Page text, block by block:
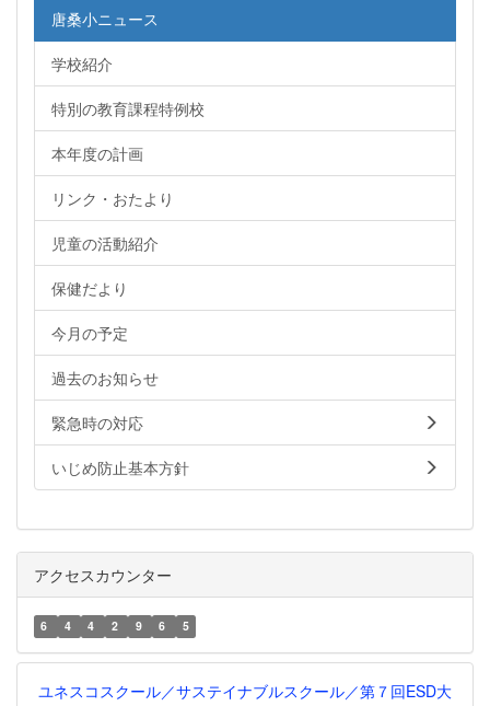
唐桑小ニュース
学校紹介
特別の教育課程特例校
本年度の計画
リンク・おたより
児童の活動紹介
保健だより
今月の予定
過去のお知らせ
緊急時の対応
いじめ防止基本方針
アクセスカウンター
6 4 4 2 9 6 5
ユネスコスクール／サステイナブルスクール／第７回ESD大